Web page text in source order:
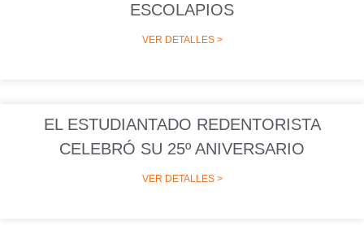
ESCOLAPIOS
VER DETALLES >
EL ESTUDIANTADO REDENTORISTA
CELEBRÓ SU 25º ANIVERSARIO
VER DETALLES >